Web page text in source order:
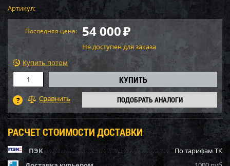
Артикул:
Последняя цена: 54 000₽
Не доступен для заказа
Купить потом
ПОДОБРАТЬ АНАЛОГИ
РАСЧЕТ СТОИМОСТИ ДОСТАВКИ
ПЭК
По тарифам ТК